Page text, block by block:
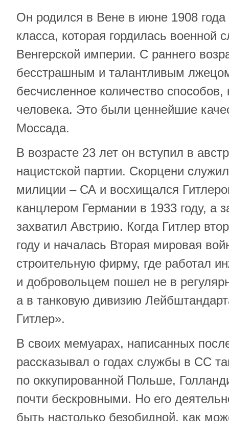
Он родился в Вене в июне 1908 года
класса, которая гордилась военной
Венгерской империи. С раннего
бесстрашным и талантливым
бесчисленное количество способов,
человека. Это были ценнейшие
Моссада.
В возрасте 23 лет он вступил в
нацистской партии. Скорцени
милиции – СА и восхищался
канцлером Германии в 1933 году, а
захватил Австрию. Когда Гитлер
году и началась Вторая мировая
строительную фирму, где работал
и добровольцем пошел не в
а в танковую дивизию
Гитлер».
В своих мемуарах, написанных
рассказывал о годах службы в СС
по оккупированной Польше,
почти бескровными. Но его
быть настолько безобидной, как